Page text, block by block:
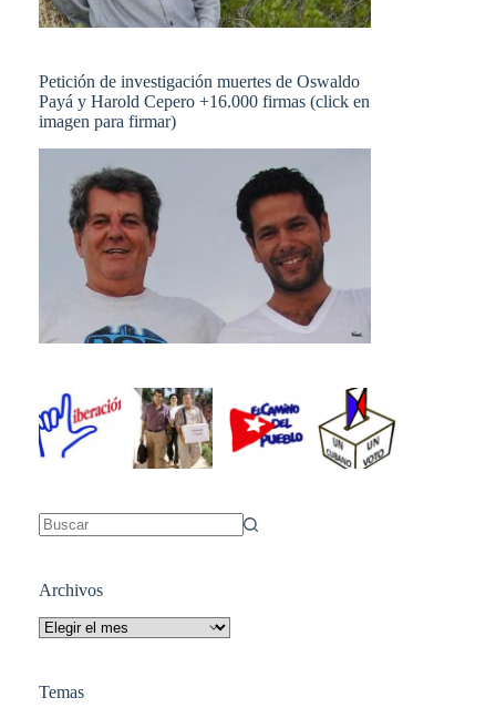
Petición de investigación muertes de Oswaldo
Payá y Harold Cepero +16.000 firmas (click en
imagen para firmar)
Archivos
Archivos
Temas